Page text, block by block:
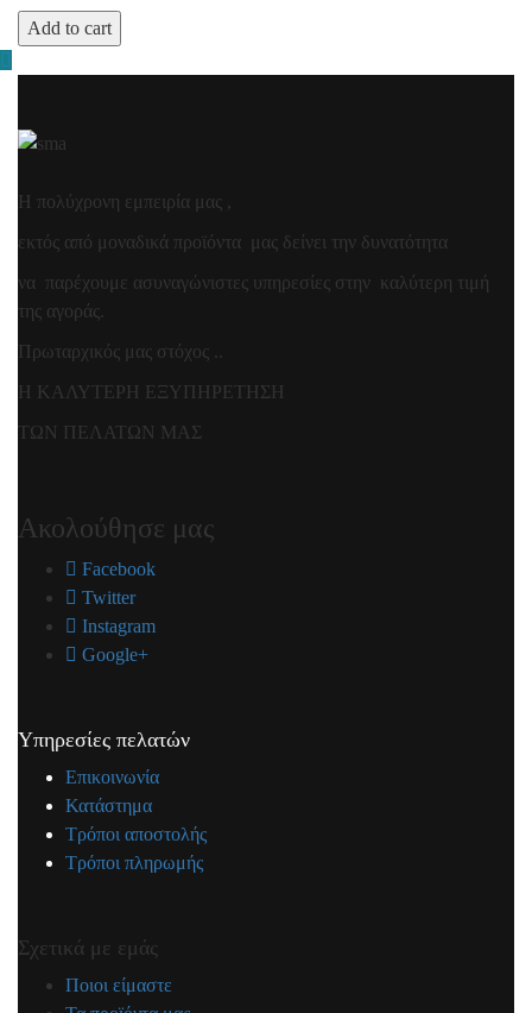
Add to cart
Η πολύχρονη εμπειρία μας ,
εκτός από μοναδικά προϊόντα μας δείνει την δυνατότητα
να παρέχουμε ασυναγώνιστες υπηρεσίες στην καλύτερη τιμή
της αγοράς.
Πρωταρχικός μας στόχος ..
Η ΚΑΛΥΤΕΡΗ ΕΞΥΠΗΡΕΤΗΣΗ
ΤΩΝ ΠΕΛΑΤΩΝ ΜΑΣ
Ακολούθησε μας
Facebook
Twitter
Instagram
Google+
Υπηρεσίες πελατών
Επικοινωνία
Κατάστημα
Τρόποι αποστολής
Τρόποι πληρωμής
Σχετικά με εμάς
Ποιοι είμαστε